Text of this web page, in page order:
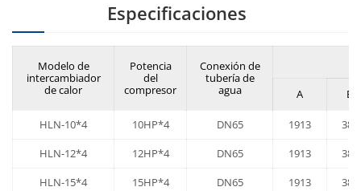
Especificaciones
Modelo de
intercambiador
de calor
Potencia
del
compresor
Conexión de
tubería de
agua
A B
HLN-10*4 10HP*4 DN65 1913
388
HLN-12*4
12HP*4 DN65 1913
388
HLN-15*4
15HP*4 DN65 1913
388